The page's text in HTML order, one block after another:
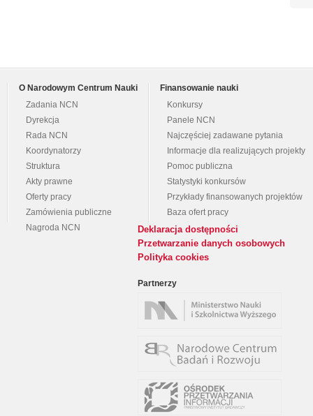
O Narodowym Centrum Nauki
Zadania NCN
Dyrekcja
Rada NCN
Koordynatorzy
Struktura
Akty prawne
Oferty pracy
Zamówienia publiczne
Nagroda NCN
Finansowanie nauki
Konkursy
Panele NCN
Najczęściej zadawane pytania
Informacje dla realizujących projekty
Pomoc publiczna
Statystyki konkursów
Przykłady finansowanych projektów
Baza ofert pracy
Deklaracja dostępności
Przetwarzanie danych osobowych
Polityka cookies
Partnerzy